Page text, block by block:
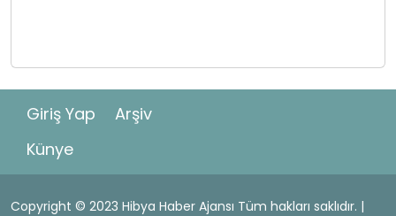
Giriş Yap
Arşiv
Künye
Copyright © 2023 Hibya Haber Ajansı Tüm hakları saklıdır. |